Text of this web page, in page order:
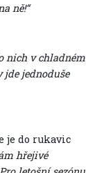
ně!“
nich v chladném
jednoduše
je do rukavic
hřejivé